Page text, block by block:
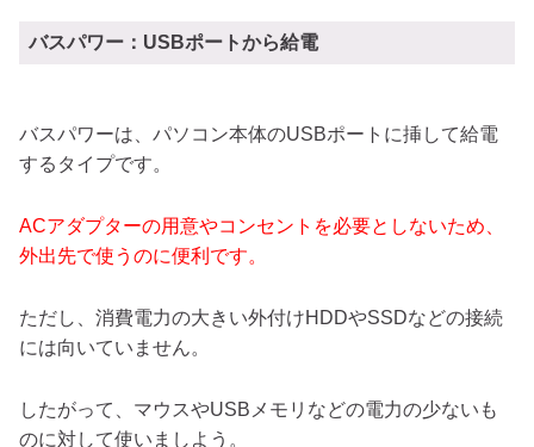
バスパワー：USBポートから給電
バスパワーは、パソコン本体のUSBポートに挿して給電
するタイプです。
ACアダプターの用意やコンセントを必要としないため、
外出先で使うのに便利です。
ただし、消費電力の大きい外付けHDDやSSDなどの接続
には向いていません。
したがって、マウスやUSBメモリなどの電力の少ないも
のに対して使いましよう。